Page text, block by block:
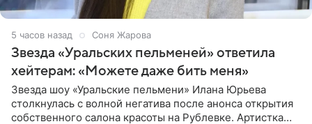
5 часов назад Соня Жарова
Звезда «Уральских пельменей» ответила
хейтерам: «Можете даже бить меня»
Звезда шоу «Уральские пельмени» Илана Юрьева
столкнулась с волной негатива после анонса открытия
собственного салона красоты на Рублевке. Артистка